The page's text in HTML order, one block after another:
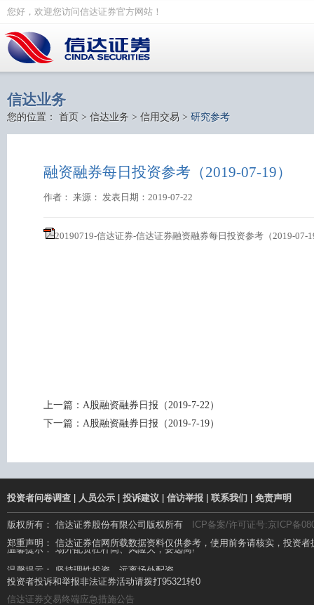
您好，欢迎您访问信达证券官方网站！
信达业务
您的位置： 首页 > 信达业务 > 信用交易 > 研究参考
融资融券每日投资参考（2019-07-19）
作者： 来源： 发表日期：2019-07-22
20190719-信达证券-信达证券融资融券每日投资参考（2019-07-
上一篇： A股融资融券日报（2019-7-22）
下一篇： A股融资融券日报（2019-7-19）
投资者问卷调查 人员公示 投诉建议 信访举报 联系我们 免责声明
版权所有： 信达证券股份有限公司版权所有
ICP备案/许可证号:京ICP备
郑重声明： 信达证券信网所载数据资料仅供参考，使用前务请核实，投资
温馨提示： 场外配资杠杆高、风险大，要远离!
投资者投诉和举报非法证券活动请拨打95321转0
信达证券交易终端应急措施公告